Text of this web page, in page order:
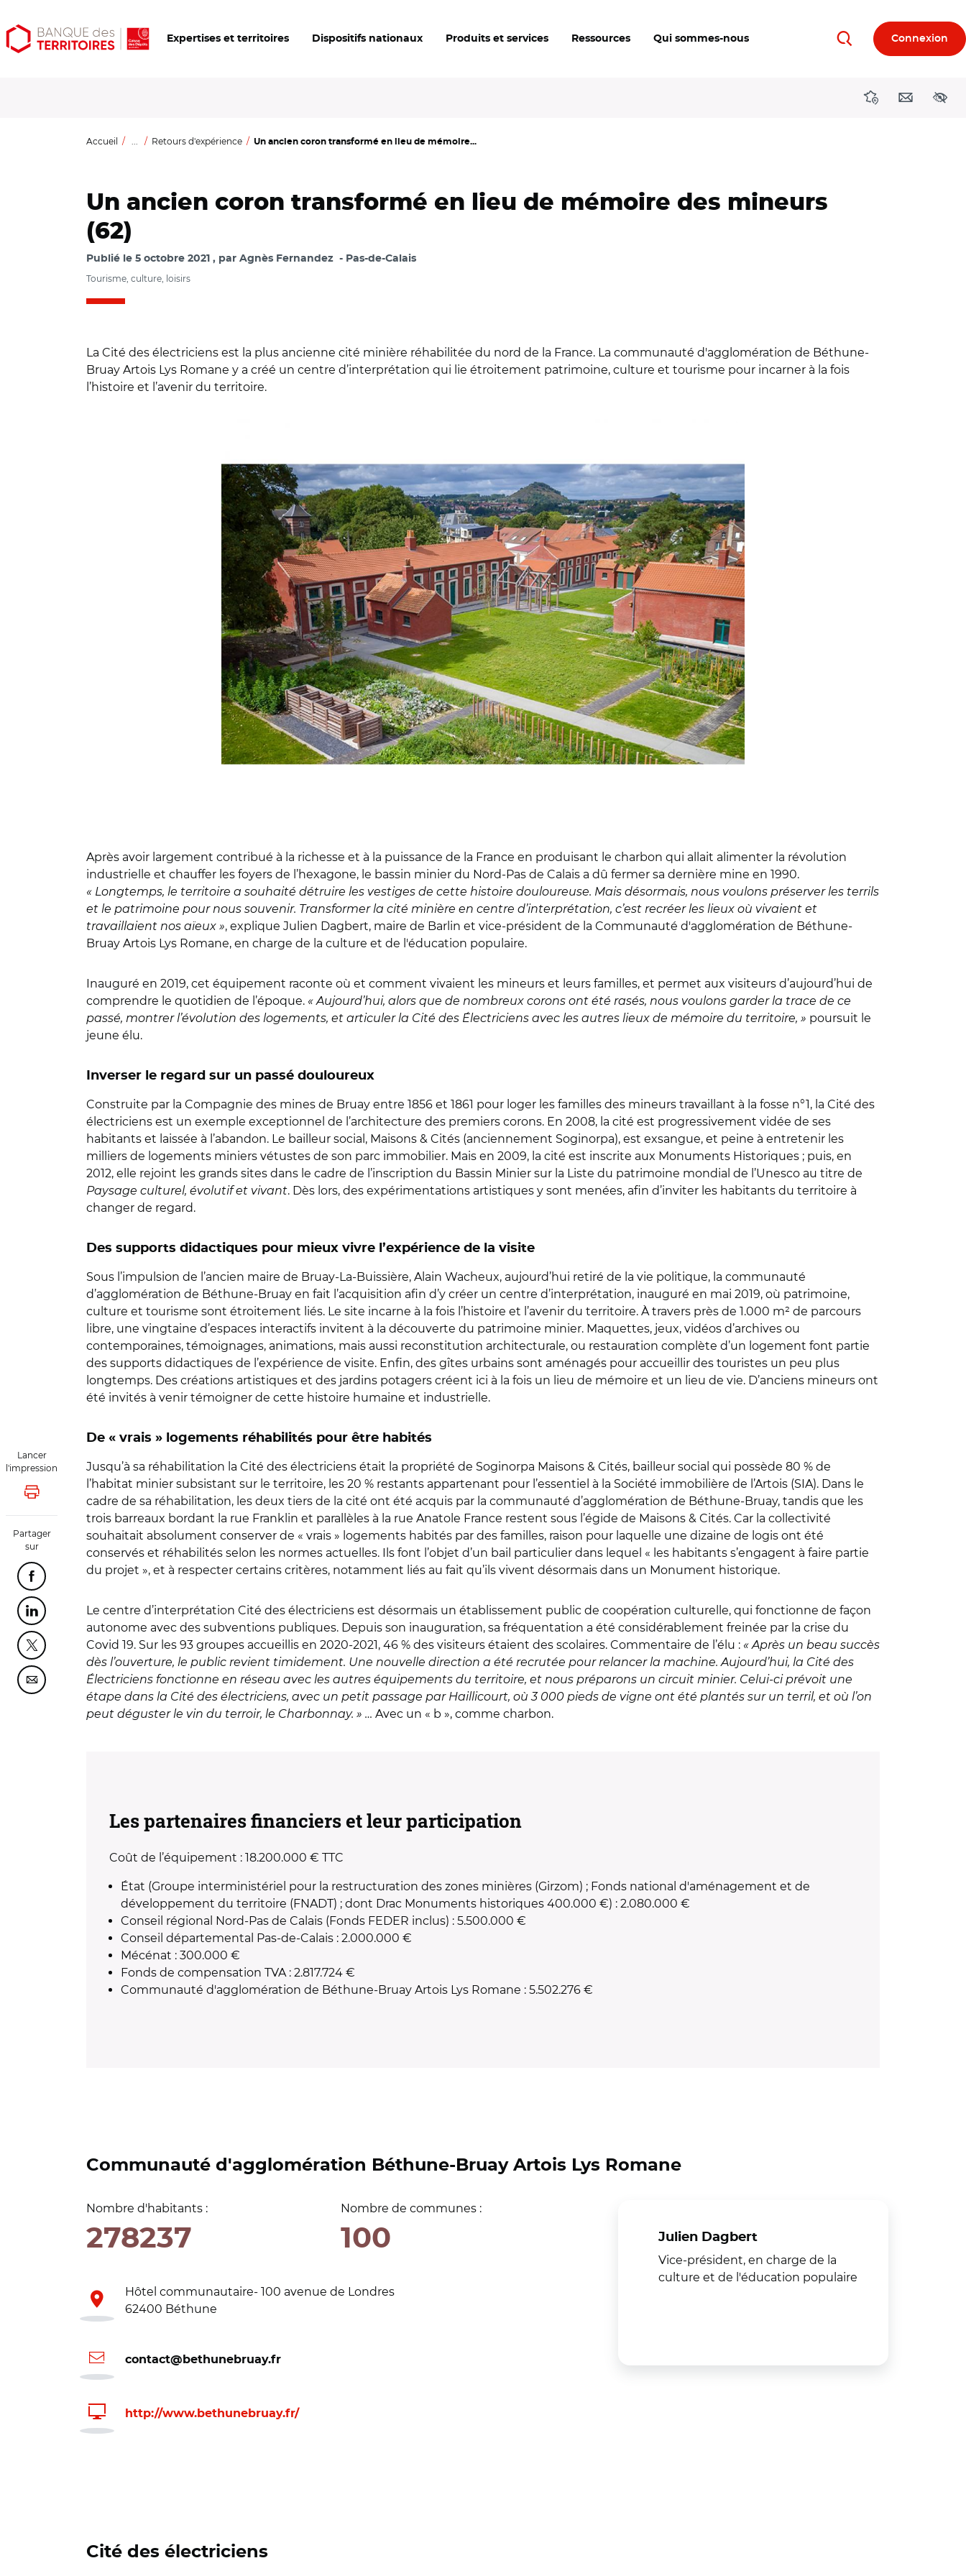
Aller
au
Aller
au
Ouvrir
les
Expertises et territoires Dispositifs nationaux Produits et services Ressources Qui sommes-nous RechercherConnexion
DirectionsContact
Accueil ... Retours d'expérience Un ancien coron transformé en lieu de mémoire...
Un ancien coron transformé en lieu de mémoire des mineurs
(62)
Publié le 5 octobre 2021 par Agnès Fernandez Pas-de-Calais
Tourisme, culture, loisirs
Lancer
l'impression
Lancer l'impression
Partager
sur
Partager cette page sur Facebook
Partager cette page sur Linkedin
Partager cette page sur Twitter
Partager cette page sur Courriel
La Cité des électriciens est la plus ancienne cité minière réhabilitée du nord de la France. La communauté d'agglomération de Béthune-
Bruay Artois Lys Romane y a créé un centre d’interprétation qui lie étroitement patrimoine, culture et tourisme pour incarner à la fois
l’histoire et l’avenir du territoire.
Après avoir largement contribué à la richesse et à la puissance de la France en produisant le charbon qui allait alimenter la révolution
industrielle et chauffer les foyers de l’hexagone, le bassin minier du Nord-Pas de Calais a dû fermer sa dernière mine en 1990.
« Longtemps, le territoire a souhaité détruire les vestiges de cette histoire douloureuse. Mais désormais, nous voulons préserver les terrils
et le patrimoine pour nous souvenir. Transformer la cité minière en centre d’interprétation, c’est recréer les lieux où vivaient et
travaillaient nos aïeux », explique Julien Dagbert, maire de Barlin et vice-président de la Communauté d'agglomération de Béthune-
Bruay Artois Lys Romane, en charge de la culture et de l'éducation populaire.
Inauguré en 2019, cet équipement raconte où et comment vivaient les mineurs et leurs familles, et permet aux visiteurs d’aujourd’hui de
comprendre le quotidien de l’époque. « Aujourd’hui, alors que de nombreux corons ont été rasés, nous voulons garder la trace de ce
passé, montrer l’évolution des logements, et articuler la Cité des Électriciens avec les autres lieux de mémoire du territoire, » poursuit le
jeune élu.
Inverser le regard sur un passé douloureux
Construite par la Compagnie des mines de Bruay entre 1856 et 1861 pour loger les familles des mineurs travaillant à la fosse n°1, la Cité des
électriciens est un exemple exceptionnel de l’architecture des premiers corons. En 2008, la cité est progressivement vidée de ses
habitants et laissée à l’abandon. Le bailleur social, Maisons & Cités (anciennement Soginorpa), est exsangue, et peine à entretenir les
milliers de logements miniers vétustes de son parc immobilier. Mais en 2009, la cité est inscrite aux Monuments Historiques ; puis, en
2012, elle rejoint les grands sites dans le cadre de l’inscription du Bassin Minier sur la Liste du patrimoine mondial de l’Unesco au titre de
Paysage culturel, évolutif et vivant. Dès lors, des expérimentations artistiques y sont menées, afin d’inviter les habitants du territoire à
changer de regard.
Des supports didactiques pour mieux vivre l’expérience de la visite
Sous l’impulsion de l’ancien maire de Bruay-La-Buissière, Alain Wacheux, aujourd’hui retiré de la vie politique, la communauté
d’agglomération de Béthune-Bruay en fait l’acquisition afin d’y créer un centre d’interprétation, inauguré en mai 2019, où patrimoine,
culture et tourisme sont étroitement liés. Le site incarne à la fois l’histoire et l’avenir du territoire. À travers près de 1.000 m² de parcours
libre, une vingtaine d’espaces interactifs invitent à la découverte du patrimoine minier. Maquettes, jeux, vidéos d’archives ou
contemporaines, témoignages, animations, mais aussi reconstitution architecturale, ou restauration complète d’un logement font partie
des supports didactiques de l’expérience de visite. Enfin, des gîtes urbains sont aménagés pour accueillir des touristes un peu plus
longtemps. Des créations artistiques et des jardins potagers créent ici à la fois un lieu de mémoire et un lieu de vie. D’anciens mineurs ont
été invités à venir témoigner de cette histoire humaine et industrielle.
De « vrais » logements réhabilités pour être habités
Jusqu’à sa réhabilitation la Cité des électriciens était la propriété de Soginorpa Maisons & Cités, bailleur social qui possède 80 % de
l’habitat minier subsistant sur le territoire, les 20 % restants appartenant pour l’essentiel à la Société immobilière de l’Artois (SIA). Dans le
cadre de sa réhabilitation, les deux tiers de la cité ont été acquis par la communauté d’agglomération de Béthune-Bruay, tandis que les
trois barreaux bordant la rue Franklin et parallèles à la rue Anatole France restent sous l’égide de Maisons & Cités. Car la collectivité
souhaitait absolument conserver de « vrais » logements habités par des familles, raison pour laquelle une dizaine de logis ont été
conservés et réhabilités selon les normes actuelles. Ils font l’objet d’un bail particulier dans lequel « les habitants s’engagent à faire partie
du projet », et à respecter certains critères, notamment liés au fait qu’ils vivent désormais dans un Monument historique.
Le centre d’interprétation Cité des électriciens est désormais un établissement public de coopération culturelle, qui fonctionne de façon
autonome avec des subventions publiques. Depuis son inauguration, sa fréquentation a été considérablement freinée par la crise du
Covid 19. Sur les 93 groupes accueillis en 2020-2021, 46 % des visiteurs étaient des scolaires. Commentaire de l’élu : « Après un beau succès
dès l’ouverture, le public revient timidement. Une nouvelle direction a été recrutée pour relancer la machine. Aujourd’hui, la Cité des
Électriciens fonctionne en réseau avec les autres équipements du territoire, et nous préparons un circuit minier. Celui-ci prévoit une
étape dans la Cité des électriciens, avec un petit passage par Haillicourt, où 3 000 pieds de vigne ont été plantés sur un terril, et où l’on
peut déguster le vin du terroir, le Charbonnay. » … Avec un « b », comme charbon.
Les partenaires financiers et leur participation
Coût de l’équipement : 18.200.000 € TTC
État (Groupe interministériel pour la restructuration des zones minières (Girzom) ; Fonds national d'aménagement et de
développement du territoire (FNADT) ; dont Drac Monuments historiques 400.000 €) : 2.080.000 €
Conseil régional Nord-Pas de Calais (Fonds FEDER inclus) : 5.500.000 €
Conseil départemental Pas-de-Calais : 2.000.000 €
Mécénat : 300.000 €
Fonds de compensation TVA : 2.817.724 €
Communauté d'agglomération de Béthune-Bruay Artois Lys Romane : 5.502.276 €
Communauté d'agglomération Béthune-Bruay Artois Lys Romane
Nombre d'habitants :
278237
Nombre de communes :
100
Hôtel communautaire- 100 avenue de Londres
62400 Béthune
contact@bethunebruay.fr
http://www.bethunebruay.fr/
Julien Dagbert
Vice-président, en charge de la
culture et de l'éducation populaire
Cité des électriciens